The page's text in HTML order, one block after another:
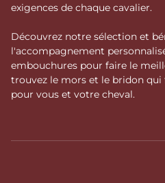
exigences de chaque cavalier.
Découvrez notre sélection et
l'accompagnement
embouchures pour faire le
trouvez le mors et le bridon
pour vous et votre cheval.